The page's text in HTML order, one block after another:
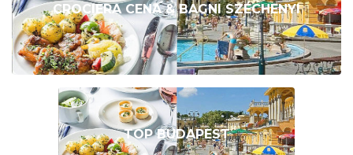
CROCIERA CENA & BAGNI SZÉCHENYI
TOP BUDAPEST